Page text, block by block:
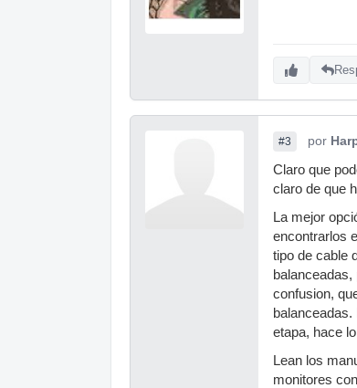
#3 por
Claro que
claro de que
La mejor
encontrarlos
tipo de cable
confusion,
etapa, hace
Lean los
monitores